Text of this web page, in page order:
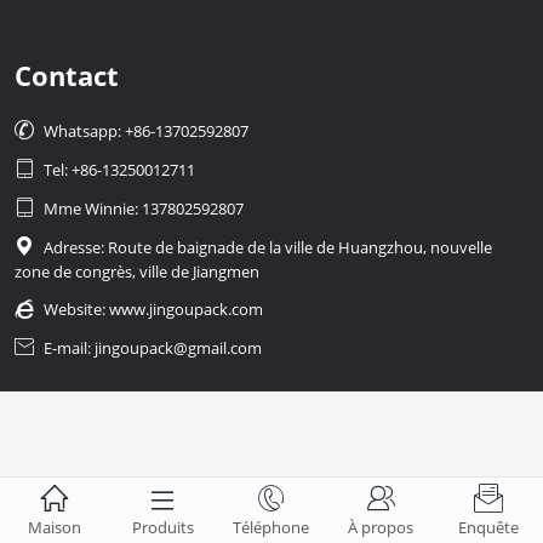
Contact
 Whatsapp: +86-13702592807
 Tel: +86-13250012711
 Mme Winnie: 137802592807

Adresse: Route de baignade de la ville de Huangzhou, nouvelle
zone de congrès, ville de Jiangmen
 Website:www.jingoupack.com
 E-mail: jingoupack@gmail.com

Maison

Produits

Téléphone

À propos

Enquête